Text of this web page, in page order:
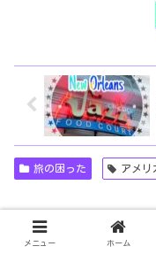
旅の困った アメリ
メニュー ホーム